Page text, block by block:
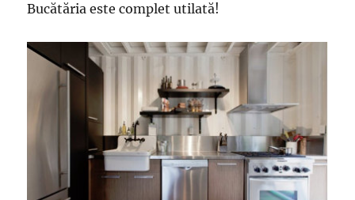
Bucătăria este complet utilată!